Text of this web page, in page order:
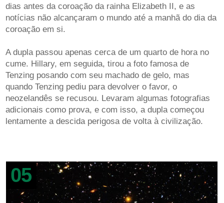
dias antes da coroação da rainha Elizabeth II, e as
notícias não alcançaram o mundo até a manhã do dia da
coroação em si.
A dupla passou apenas cerca de um quarto de hora no
cume. Hillary, em seguida, tirou a foto famosa de
Tenzing posando com seu machado de gelo, mas
quando Tenzing pediu para devolver o favor, o
neozelandês se recusou. Levaram algumas fotografias
adicionais como prova, e com isso, a dupla começou
lentamente a descida perigosa de volta à civilização.
05